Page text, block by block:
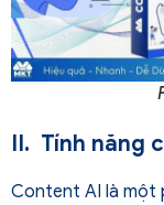
II. Tính năng
Content AI là một